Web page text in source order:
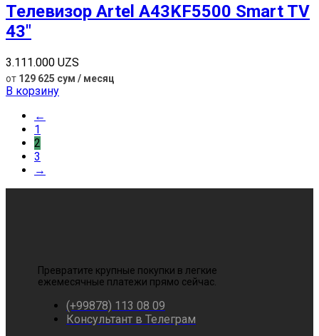
Телевизор Artel A43KF5500 Smart TV
43″
3.111.000 UZS
от 129 625 сум / месяц
В корзину
←
1
2
3
→
Превратите крупные покупки в легкие
ежемесячные платежи прямо сейчас.
(+99878) 113 08 09
Консультант в Телеграм